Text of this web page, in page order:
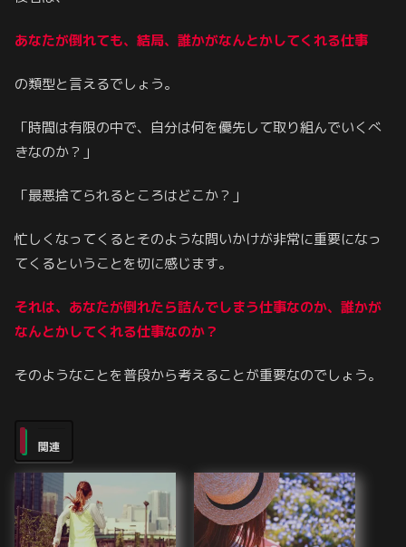
あなたが倒れても、結局、誰かがなんとかしてくれる仕事
の類型と言えるでしょう。
「時間は有限の中で、自分は何を優先して取り組んでいくべ
きなのか？」
「最悪捨てられるところはどこか？」
忙しくなってくるとそのような問いかけが非常に重要になっ
てくるということを切に感じます。
それは、あなたが倒れたら詰んでしまう仕事なのか、誰かが
なんとかしてくれる仕事なのか？
そのようなことを普段から考えることが重要なのでしょう。
関連